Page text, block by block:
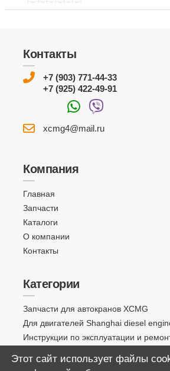
Контакты
+7 (903) 771-44-33
+7 (925) 422-49-91
xcmg4@mail.ru
Компания
Главная
Запчасти
Каталоги
О компании
Контакты
Категории
Запчасти для автокранов XCMG
Для двигателей Shanghai diesel
Инструкции по эксплуатации и
Этот сайт использует файлы